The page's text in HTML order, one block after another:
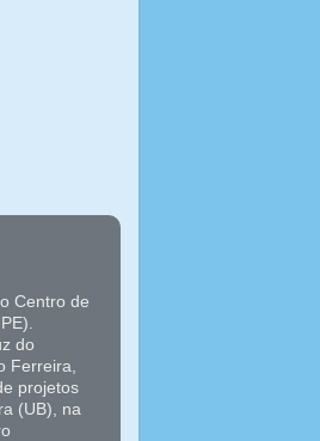
Centro de
do
Ferreira,
projetos
(UB), na